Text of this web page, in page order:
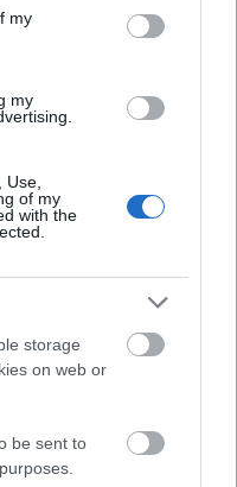
my
my
of my
with the
storage
on web or
be sent to
a Google hírekben